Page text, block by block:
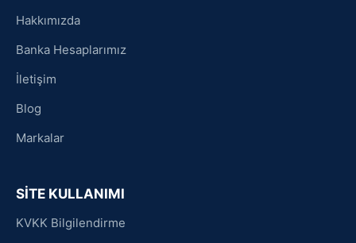
Hakkımızda
Banka Hesaplarımız
İletişim
Blog
Markalar
SİTE KULLANIMI
KVKK Bilgilendirme